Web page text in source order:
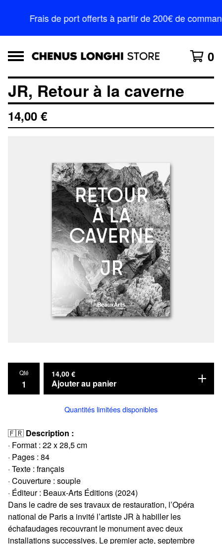
Frais de port offerts à partir de 200€ de
0
JR, Retour à la caverne
14,00 €
Qté 14,00 €
Ajouter au panier
Quantités limitées disponibles
🇫🇷 Description :
· Format : 22 x 28,5 cm
· Pages : 84
· Texte : français
· Couverture : souple
· Éditeur : Beaux-Arts Éditions (2024)
Dans le cadre de ses travaux de restauration, l’Opéra
national de Paris a invité l’artiste JR à habiller les
échafaudages recouvrant le monument avec deux
installations successives. Le premier acte, septembre